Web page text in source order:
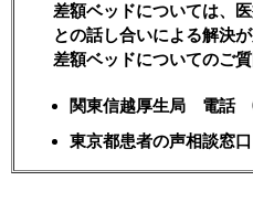
差額ベッドについては、
との話し合いによる解決が
差額ベッドについてのご
関東信越厚生局 電話
東京都患者の声相談窓